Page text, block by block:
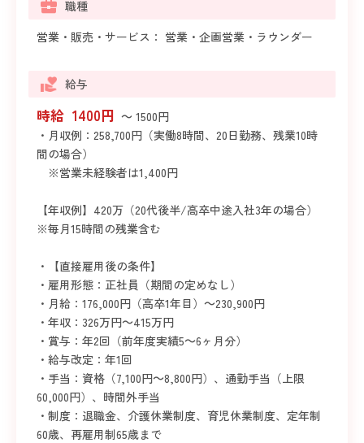
職種
営業・販売・サービス： 営業・企画営業・ラウンダー
給与
時給 1400円 ～ 1500円
・月収例：258,700円（実働8時間、20日勤務、残業10時
間の場合）
※営業未経験者は1,400円
【年収例】420万（20代後半/高卒中途入社3年の場合）
※毎月15時間の残業含む
・【直接雇用後の条件】
・雇用形態：正社員（期間の定めなし）
・月給：176,000円（高卒1年目）～230,900円
・年収：326万円～415万円
・賞与：年2回（前年度実績5～6ヶ月分）
・給与改定：年1回
・手当：資格（7,100円～8,800円）、通勤手当（上限
60,000円）、時間外手当
・制度：退職金、介護休業制度、育児休業制度、定年制
60歳、再雇用制65歳まで